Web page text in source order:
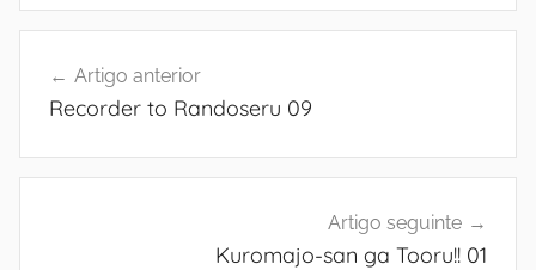
de
Artigo anterior
Recorder to Randoseru 09
Artigo seguinte
Kuromajo-san ga Tooru!! 01